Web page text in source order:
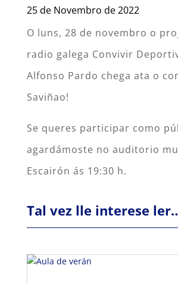
25 de Novembro de 2022
O luns, 28 de novembro o
radio galega Convivir
Alfonso Pardo chega ata o
Saviñao!
Se queres participar como
agardámoste no auditorio
Escairón ás 19:30 h.
Tal vez lle interese